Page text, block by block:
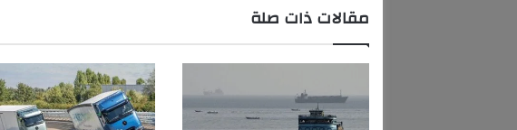
س
ا
ت
خ
ر
ة
ص
ن
مقالات ذات صلة